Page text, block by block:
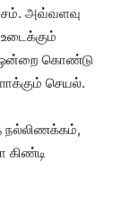
அவ்வளவு
ஒன்றை கொண்டு
செயல்.
நல்லிணக்கம்,
கிண்டி